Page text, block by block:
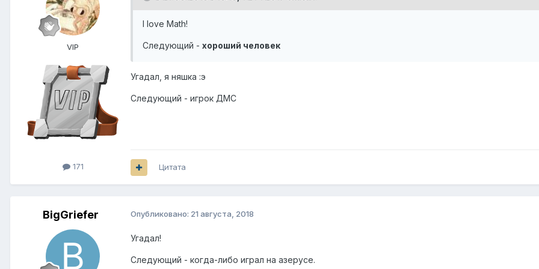
VIP
171
I love Math!
Следующий - хороший человек
Угадал, я няшка :э
Следующий - игрок ДМС
Цитата
BigGriefer Опубликовано: 21 августа, 2018
Угадал!
Следующий - когда-либо играл на азерусе.